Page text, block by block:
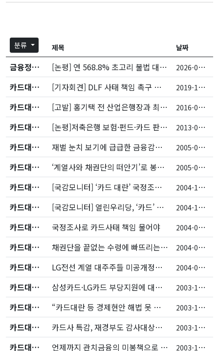
분류 제목 날짜
금융정책&제도 [논평] 연 568.8% 초고리 불법 대부계약에 원금 반환을 명한 대법원 판결 강력히 비판한다 2
026-03-13
카드대란/저축은행
[기자회견] DLF 사태 책임 촉구 및 금융위·금감원·고용보험기금 감사청구 2
019-11-26
카드대란/저축은행
[고발] 홍기택 전 산업은행장과 최경환·안종범·임종룡 등 배임, 배임교사 등의 혐의 고발 2
016-06-30
카드대란/저축은행
[논평]저축은행 보험·펀드·카드 판매 허용 반대 2
013-09-10
카드대란/저축은행
재벌 눈치 보기에 급급한 금융감독당국의 직무유기 2
005-02-24
카드대란/저축은행
‘계열사와 채권단의 떠안기’로 봉합된 LG카드 협상 2
005-01-03
카드대란/저축은행
[국감모니터] ‘카드 대란’ 국정조사 필요성 확인한 재경위 국감 2
004-10-15
카드대란/저축은행
[국감모니터] 열린우리당, ‘카드’ 논란 피하고 방카슈랑스에 집중 2
004-10-12
카드대란/저축은행
국정조사로 카드사태 책임 물어야 2
004-07-29
카드대란/저축은행
채권단을 끝없는 수렁에 빠뜨리는 정부의 ‘LG카드 구하기’ 2
004-02-18
카드대란/저축은행
LG전선 계열 대주주들 미공개정보 이용 혐의로 고발 2
004-01-20
카드대란/저축은행
삼성카드·LG카드 부당지원에 대한 참여연대 입장 2
003-12-22
카드대란/저축은행
“카드대란 등 경제현안 해법 못 찾는 노정부의 호구책” 2
003-12-09
카드대란/저축은행
카드사 특감, 재경부도 감사대상에 포함시켜야 2
003-12-09
카드대란/저축은행
언제까지 관치금융의 미봉책으로 대응할 것인가? 2
003-12-02